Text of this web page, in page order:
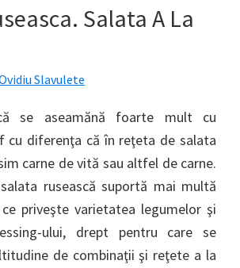
Salata A La
Slavulete
se aseamănă foarte mult cu
cu diferenţa că în reţeta de salata
carne de vită sau altfel de carne.
rusească suportă mai multă
priveşte varietatea legumelor şi
ului, drept pentru care se
de combinaţii şi reţete a la